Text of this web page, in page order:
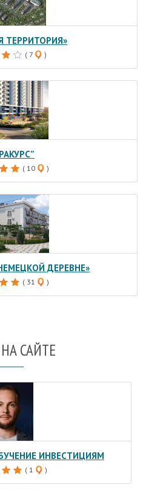
ТЕРРИТОРИЯ»
( 7 )
( 10 )
ДЕРЕВНЕ»
( 31 )
НА САЙТЕ
ИНВЕСТИЦИЯМ
( 1 )